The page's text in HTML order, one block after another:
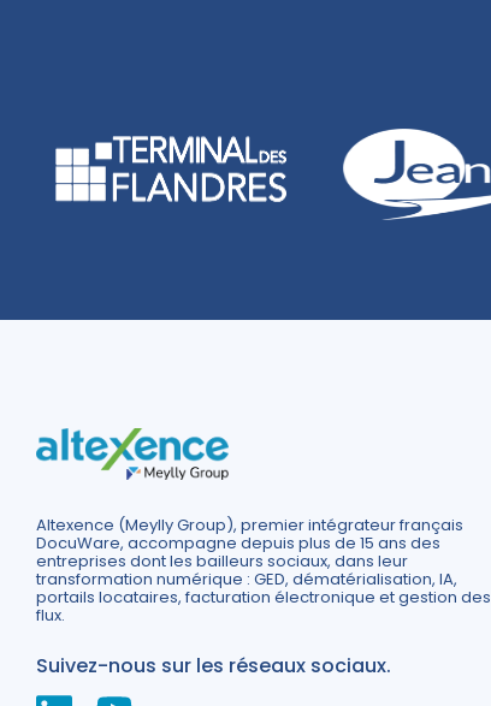
Altexence (Meylly Group), premier intégrateur français
DocuWare, accompagne depuis plus de 15 ans des
entreprises dont les bailleurs sociaux, dans leur
transformation numérique : GED, dématérialisation, IA,
portails locataires, facturation électronique et gestion des
flux.
Suivez-nous sur les réseaux sociaux.